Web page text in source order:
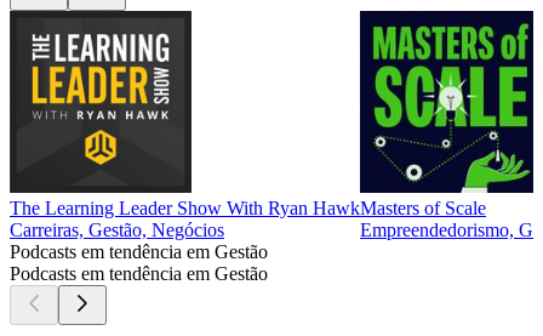
The Learning Leader Show With Ryan Hawk
Carreiras, Gestão, Negócios
Masters of Scale
Empreendedorismo,
Podcasts em tendência em Gestão
Podcasts em tendência em Gestão